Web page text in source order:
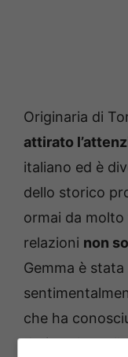
Originaria di
attirato
italiano ed è
dello storico
ormai da molto
relazioni non
Gemma è
che ha
dating show: